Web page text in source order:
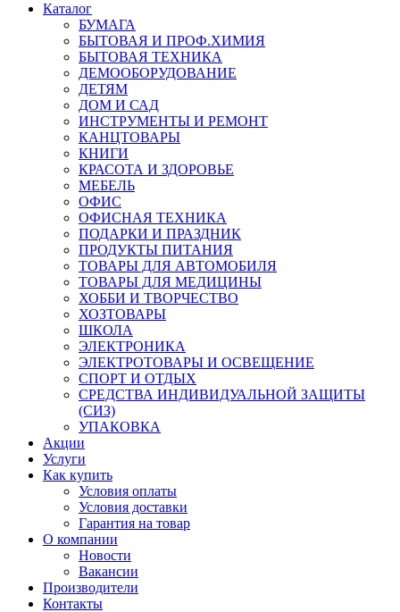
Каталог
БУМАГА
БЫТОВАЯ И ПРОФ.ХИМИЯ
БЫТОВАЯ ТЕХНИКА
ДЕМООБОРУДОВАНИЕ
ДЕТЯМ
ДОМ И САД
ИНСТРУМЕНТЫ И РЕМОНТ
КАНЦТОВАРЫ
КНИГИ
КРАСОТА И ЗДОРОВЬЕ
МЕБЕЛЬ
ОФИС
ОФИСНАЯ ТЕХНИКА
ПОДАРКИ И ПРАЗДНИК
ПРОДУКТЫ ПИТАНИЯ
ТОВАРЫ ДЛЯ АВТОМОБИЛЯ
ТОВАРЫ ДЛЯ МЕДИЦИНЫ
ХОББИ И ТВОРЧЕСТВО
ХОЗТОВАРЫ
ШКОЛА
ЭЛЕКТРОНИКА
ЭЛЕКТРОТОВАРЫ И ОСВЕЩЕНИЕ
СПОРТ И ОТДЫХ
СРЕДСТВА ИНДИВИДУАЛЬНОЙ ЗАЩИТЫ
(СИЗ)
УПАКОВКА
Акции
Услуги
Как купить
Условия оплаты
Условия доставки
Гарантия на товар
О компании
Новости
Вакансии
Производители
Контакты